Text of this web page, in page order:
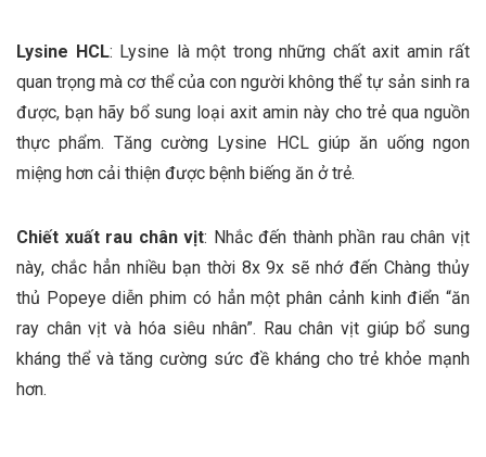
Lysine HCL: Lysine là một trong những chất axit amin rất
quan trọng mà cơ thể của con người không thể tự sản sinh ra
được, bạn hãy bổ sung loại axit amin này cho trẻ qua nguồn
thực phẩm. Tăng cường Lysine HCL giúp ăn uống ngon
miệng hơn cải thiện được bệnh biếng ăn ở trẻ.
Chiết xuất rau chân vịt: Nhắc đến thành phần rau chân vịt
này, chắc hẳn nhiều bạn thời 8x 9x sẽ nhớ đến Chàng thủy
thủ Popeye diễn phim có hẳn một phân cảnh kinh điển “ăn
ray chân vịt và hóa siêu nhân”. Rau chân vịt giúp bổ sung
kháng thể và tăng cường sức đề kháng cho trẻ khỏe mạnh
hơn.